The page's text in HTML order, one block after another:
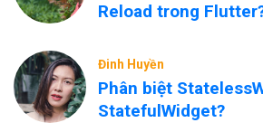
Reload trong
Đinh Huyền
Phân biệt
StatefulWidget?